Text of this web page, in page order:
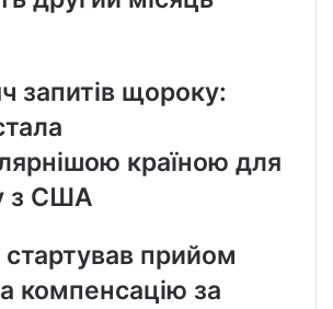
запитів щороку:
країною для
з США
стартував прийом
компенсацію за